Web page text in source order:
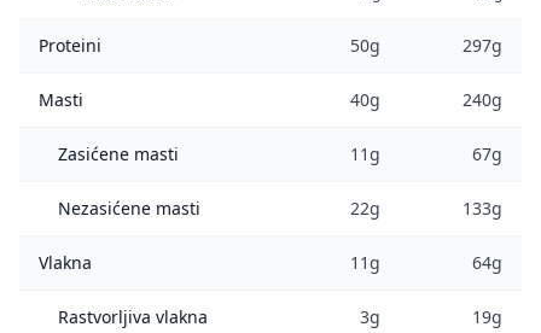
Proteini 50g 297g
Masti 40g 240g
Zasićene masti 11g 67g
Nezasićene masti 22g 133g
Vlakna 11g 64g
Rastvorljiva vlakna 3g 19g